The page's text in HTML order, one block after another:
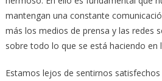
mantengan una constante
más los medios de prensa y las redes
sobre todo lo que se está haciendo en
Estamos lejos de sentirnos